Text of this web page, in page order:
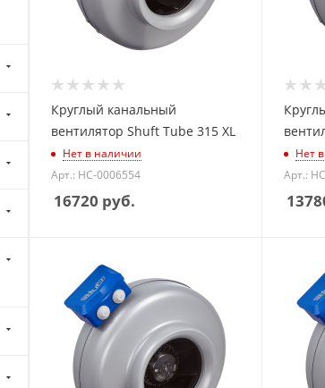
Круглый канальный
вентилятор Shuft Tube 315 XL
Нет в наличии
Арт.: НС-0006554
16720 руб.
Нет
Арт.: